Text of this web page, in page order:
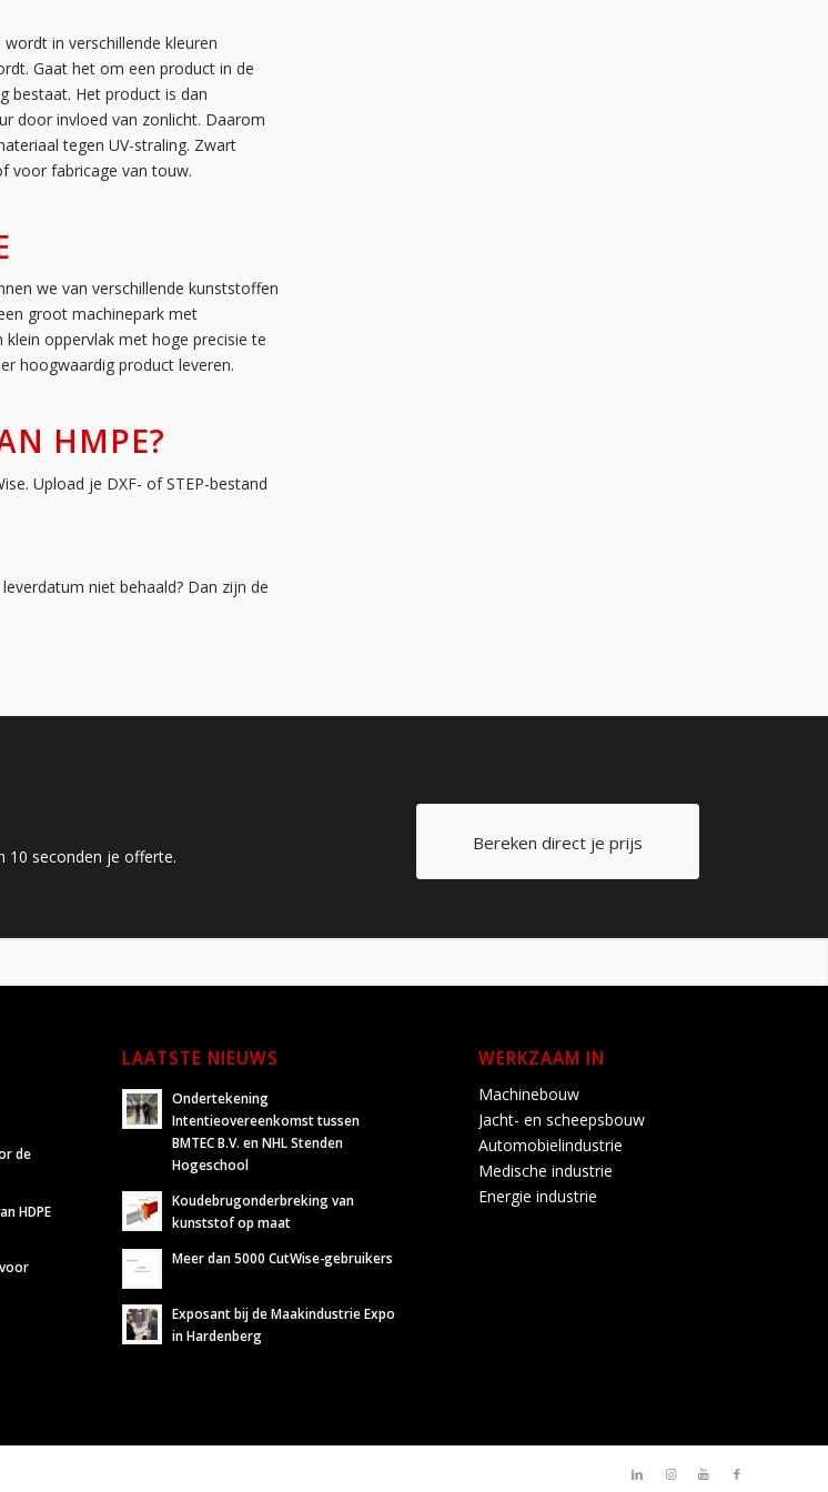
in verschillende kleuren
Gaat het om een product in de
bestaat. Het product is dan
door invloed van zonlicht. Daarom
tegen UV-straling. Zwart
voor fabricage van touw.
we van verschillende kunststoffen
groot machinepark met
oppervlak met hoge precisie te
hoogwaardig product leveren.
HMPE?
Upload je DXF- of STEP-bestand
niet behaald? Dan zijn de
10 seconden je offerte.
Bereken direct je prijs
de
HDPE
LAATSTE NIEUWS
Ondertekening
Intentieovereenkomst tussen
BMTEC B.V. en NHL Stenden
Hogeschool
Koudebrugonderbreking van
kunststof op maat
Meer dan 5000 CutWise-gebruikers
Exposant bij de Maakindustrie Expo
in Hardenberg
WERKZAAM IN
Machinebouw
Jacht- en scheepsbouw
Automobielindustrie
Medische industrie
Energie industrie